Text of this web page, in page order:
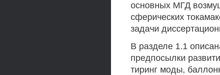
основных МГД
сферических
задачи
В разделе 1.1
предпосылки
тиринг моды,